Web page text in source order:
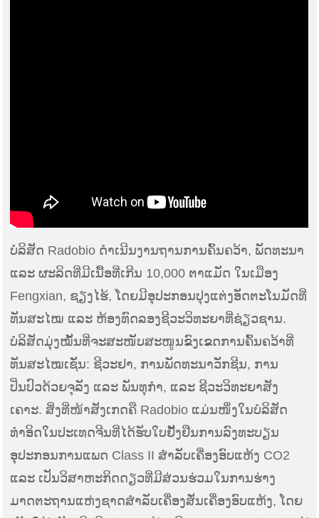
ບໍລິສັດ Radobio ດຳເນີນງານຖານການຄົ້ນຄວ້າ, ພັດທະນາ
ແລະ ຜະລິດທີ່ມີເນື້ອທີ່ເກີນ 10,000 ຕາແມັດ ໃນເມືອງ
Fengxian, ຊຽງໄຮ້, ໂດຍມີອຸປະກອນປຸງແຕ່ງອັດຕະໂນມັດທີ່
ທັນສະໄໝ ແລະ ຫ້ອງທົດລອງຊີວະວິທະຍາທີ່ຊ່ຽວຊານ.
ບໍລິສັດມຸ່ງໝັ້ນທີ່ຈະສະໜັບສະໜູນຂົງເຂດການຄົ້ນຄວ້າທີ່
ທັນສະໄໝເຊັ່ນ: ຊີວະຢາ, ການພັດທະນາວັກຊີນ, ການ
ປິ່ນປົວດ້ວຍຈຸລັງ ແລະ ພັນທຸກຳ, ແລະ ຊີວະວິທະຍາສັງ
ເຄາະ. ສິ່ງທີ່ໜ້າສັງເກດຄື Radobio ແມ່ນໜຶ່ງໃນບໍລິສັດ
ທຳອິດໃນປະເທດຈີນທີ່ໄດ້ຮັບໃບຢັ້ງຢືນການລົງທະບຽນ
ອຸປະກອນການແພດ Class II ສຳລັບເຄື່ອງອົບແຫ້ງ CO2
ແລະ ເປັນວິສາຫະກິດດຽວທີ່ມີສ່ວນຮ່ວມໃນການຮ່າງ
ມາດຕະຖານແຫ່ງຊາດສຳລັບເຄື່ອງສັ່ນເຄື່ອງອົບແຫ້ງ, ໂດຍ